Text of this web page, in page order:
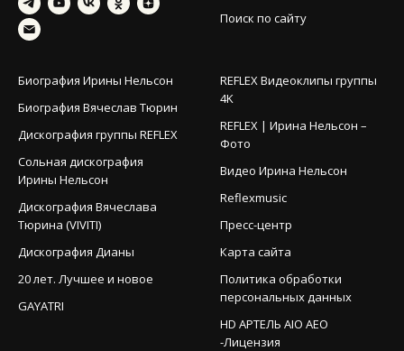
Поиск по сайту
Биография Ирины Нельсон
Биография Вячеслав Тюрин
Дискография группы REFLEX
Сольная дискография
Ирины Нельсон
Дискография Вячеслава
Тюрина (VIVITI)
Дискография Дианы
20 лет. Лучшее и новое
GAYATRI
REFLEX Видеоклипы группы
4K
REFLEX | Ирина Нельсон –
Фото
Видео Ирина Нельсон
Reflexmusic
Пресс-центр
Карта сайта
Политика обработки
персональных данных
HD АРТЕЛЬ AIO AEO
-Лицензия